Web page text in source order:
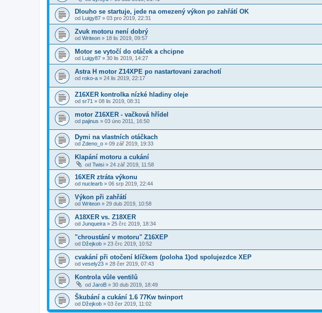
Dlouho se startuje, jede na omezený výkon po zahřátí OK
od Luigy87 » 03 pro 2019, 22:31
Zvuk motoru není dobrý
od Writeon » 18 lis 2019, 09:57
Motor se vytočí do otáček a chcipne
od Luigy87 » 30 lis 2019, 14:27
Astra H motor Z14XPE po nastartovani zarachotí
od roko-a » 24 lis 2019, 22:17
Z16XER kontrolka nízké hladiny oleje
od sr71 » 08 lis 2019, 08:31
motor Z16XER - vačková hřídel
od pajinus » 03 úno 2011, 16:50
Dymi na vlastních otáčkach
od Zdeno_o » 09 zář 2019, 19:33
Klapání motoru a cukání
od Twisi » 24 zář 2019, 11:58
16XER ztráta výkonu
od nuclearb » 06 srp 2019, 22:44
Výkon při zahřátí
od Writeon » 29 dub 2019, 10:58
A18XER vs. Z18XER
od Junqueira » 25 črc 2019, 18:34
"chroustání v motoru" Z16XEP
od Džejkob » 23 črc 2019, 10:52
cvakání při otočení klíčkem (poloha 1)od spolujezdce XEP
od vesely23 » 28 čer 2019, 07:43
Kontrola vůle ventilů
od JaroB » 30 dub 2019, 18:49
Škubání a cukání 1.6 77Kw twinport
od Džejkob » 03 čer 2019, 11:02